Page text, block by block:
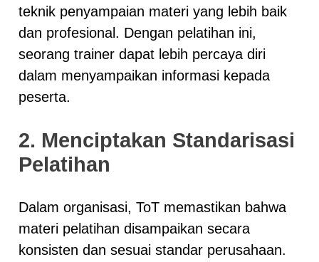
teknik penyampaian materi yang lebih baik
dan profesional. Dengan pelatihan ini,
seorang trainer dapat lebih percaya diri
dalam menyampaikan informasi kepada
peserta.
2. Menciptakan Standarisasi
Pelatihan
Dalam organisasi, ToT memastikan bahwa
materi pelatihan disampaikan secara
konsisten dan sesuai standar perusahaan.